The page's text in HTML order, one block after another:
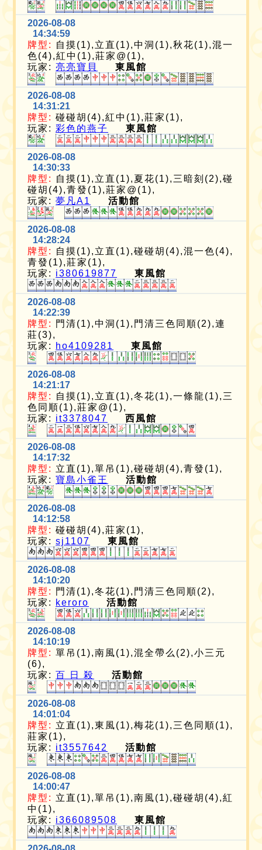
2026-08-08
14:34:59
牌型:
自摸(1),立直(1),中洞(1),秋花(1),混一
色(4),紅中(1),莊家@(1),
玩家:亮亮寶貝 東風館
2026-08-08
14:31:21
牌型: 碰碰胡(4),紅中(1),莊家(1),
玩家:彩色的燕子 東風館
2026-08-08
14:30:33
牌型:
自摸(1),立直(1),夏花(1),三暗刻(2),碰
碰胡(4),青發(1),莊家@(1),
玩家:夢凡A1 活動館
2026-08-08
14:28:24
牌型:
自摸(1),立直(1),碰碰胡(4),混一色(4),
青發(1),莊家(1),
玩家: i380619877 東風館
2026-08-08
14:22:39
牌型:
門清(1),中洞(1),門清三色同順(2),連
莊(3),
玩家:
ho4109281 東風館
2026-08-08
14:21:17
牌型:
自摸(1),立直(1),冬花(1),一條龍(1),三
色同順(1),莊家@(1),
玩家: it3378047 西風館
2026-08-08
14:17:32
牌型: 立直(1),單吊(1),碰碰胡(4),青發(1),
玩家:寶島小雀王 活動館
2026-08-08
14:12:58
牌型: 碰碰胡(4),莊家(1),
玩家:sj1107 東風館
2026-08-08
14:10:20
牌型:
門清(1),冬花(1),門清三色同順(2),
玩家:
keroro 活動館
2026-08-08
14:10:19
牌型: 單吊(1),南風(1),混全帶么(2),小三元
(6),
玩家:百 日 殺 活動館
2026-08-08
14:01:04
牌型: 立直(1),東風(1),梅花(1),三色同順(1),
莊家(1),
玩家: it3557642 活動館
2026-08-08
14:00:47
牌型: 立直(1),單吊(1),南風(1),碰碰胡(4),紅
中(1),
玩家: i366089508 東風館